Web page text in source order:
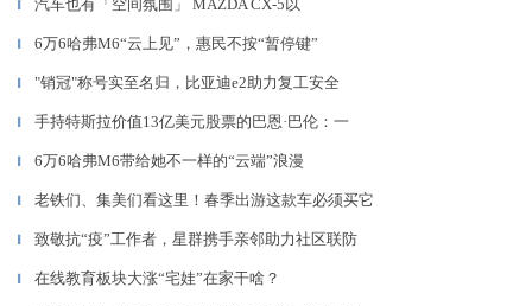
▎ 汽车也有「空间氛围」 MAZDA CX-5以
▎ 6万6哈弗M6“云上见”，惠民不按“暂停键”
▎ "销冠"称号实至名归，比亚迪e2助力复工安全
▎ 手持特斯拉价值13亿美元股票的巴恩·巴伦：一
▎ 6万6哈弗M6带给她不一样的“云端”浪漫
▎ 老铁们、集美们看这里！春季出游这款车必须买它
▎ 致敬抗“疫”工作者，星群携手亲邻助力社区联防
▎ 在线教育板块大涨“宅娃”在家干啥？